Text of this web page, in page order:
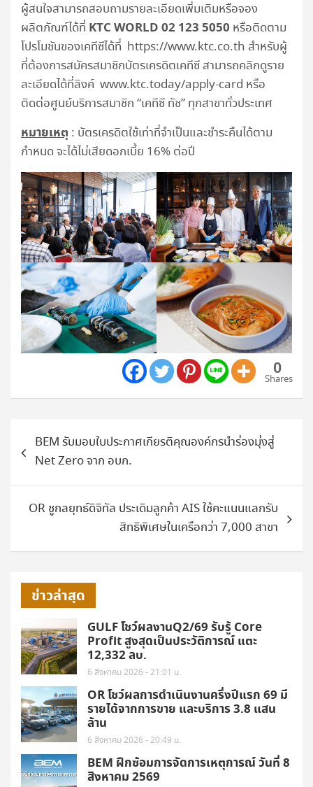
ผู้สนใจสามารถสอบถามรายละเอียดเพิ่มเติมหรือจอง
ผลิตภัณฑ์ได้ที่ KTC WORLD021235050 หรือติดตาม
โปรโมชันของเคทีซีได้ที่ https://www.ktc.co.th สำหรับผู้
ที่ต้องการสมัครสมาชิกบัตรเครดิตเคทีซี สามารถคลิกดูราย
ละเอียดได้ที่ลิงค์ www.ktc.today/apply-card หรือ
ติดต่อศูนย์บริการสมาชิก “เคทีซี ทัช” ทุกสาขาทั่วประเทศ
หมายเหตุ : บัตรเครดิตใช้เท่าที่จำเป็นและชำระคืนได้ตาม
กำหนด จะได้ไม่เสียดอกเบี้ย 16% ต่อปี
0
Shares
แนะแนว
เรื่องBEM รับมอบใบประกาศเกียรติคุณองค์กรนำร่องมุ่งสู่
Net Zero จาก อบก.
OR ชูกลยุทธ์ดิจิทัล ประเดิมลูกค้า AIS ใช้คะแนนแลกรับ
สิทธิพิเศษในเครือกว่า 7,000 สาขา
ข่าวล่าสุด
GULF โชว์ผลงานQ2/69 รับรู้ Core
Profit สูงสุดเป็นประวัติการณ์ แตะ
12,332 ลบ.
6 สิงหาคม 2026 - 21:01 น.
OR โชว์ผลการดำเนินงานครึ่งปีแรก 69 มี
รายได้จากการขาย และบริการ 3.8 แสน
ล้าน
6 สิงหาคม 2026 - 20:49 น.
BEM ฝึกซ้อมการจัดการเหตุการณ์ วันที่ 8
สิงหาคม 2569